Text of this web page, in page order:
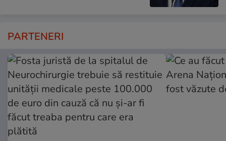
PARTENERI